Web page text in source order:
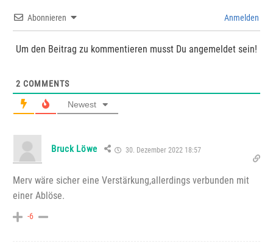
Abonnieren Anmelden
Um den Beitrag zu kommentieren musst Du angemeldet sein!
2 COMMENTS
Newest
Bruck Löwe 30. Dezember 2022 18:57
Merv wäre sicher eine Verstärkung,allerdings verbunden mit
einer Ablöse.
-6